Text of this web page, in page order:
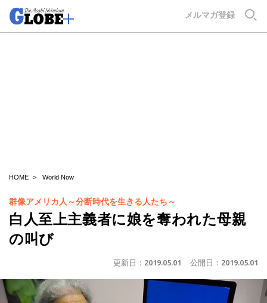
メルマガ登録
HOME World Now
群像アメリカ人～分断時代を生きる人たち～
白人至上主義者に娘を奪われた母親
の叫び
更新日： 2019.05.01 公開日： 2019.05.01